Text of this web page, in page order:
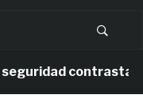
contrastan